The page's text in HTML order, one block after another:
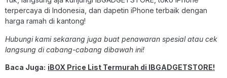
terpercaya di Indonesia, dan dapetin iPhone terbaik dengan
harga ramah di kantong!
Hubungi kami sekarang juga buat penawaran spesial atau cek
langsung di cabang-cabang dibawah ini!
Baca Juga: iBOX Price List Termurah di IBGADGETSTORE!